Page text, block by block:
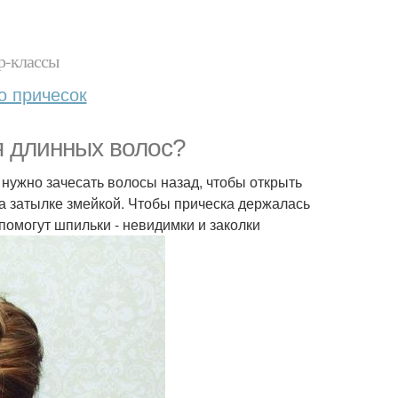
классы
причесок
длинных волос?
зачесать волосы назад, чтобы открыть
затылке змейкой. Чтобы прическа держалась
шпильки - невидимки и заколки